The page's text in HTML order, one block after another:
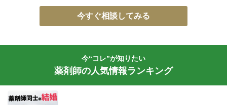
今すぐ相談してみる
今“コレ”が知りたい
薬剤師の人気情報ランキング